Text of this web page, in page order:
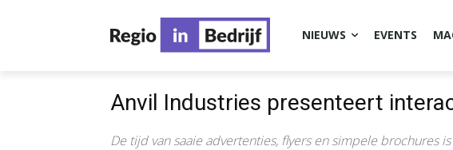
NIEUWS EVENTS
Anvil Industries presenteert
De tijd van saaie advertenties, flyers en simpele brochures